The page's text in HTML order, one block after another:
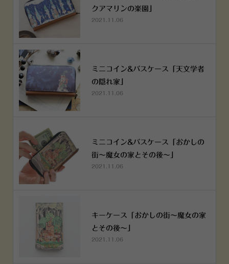
クアマリンの楽園」
2021.11.06
ミニコイン&パスケース「天文学者
の隠れ家」
2021.11.06
ミニコイン&パスケース「おかしの
街～魔女の家とその後～」
2021.11.06
キーケース「おかしの街～魔女の家
とその後～」
2021.11.06